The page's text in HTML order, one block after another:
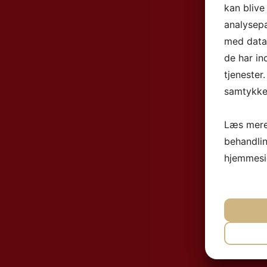
kan
med
de har
Læs